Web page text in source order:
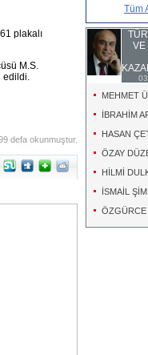
plakalı
M.S.
edildi.
defa okunmuştur.
Tüm
VE
MEHMET
İBRAHİM
HASAN
ÖZAY
HİLMİ
İSMAİL
ÖZGÜRCE